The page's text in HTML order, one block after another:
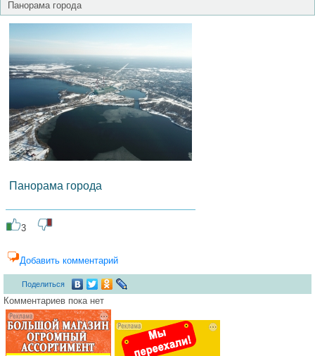
Панорама города
Панорама города
3
Добавить комментарий
Поделиться
Комментариев пока нет